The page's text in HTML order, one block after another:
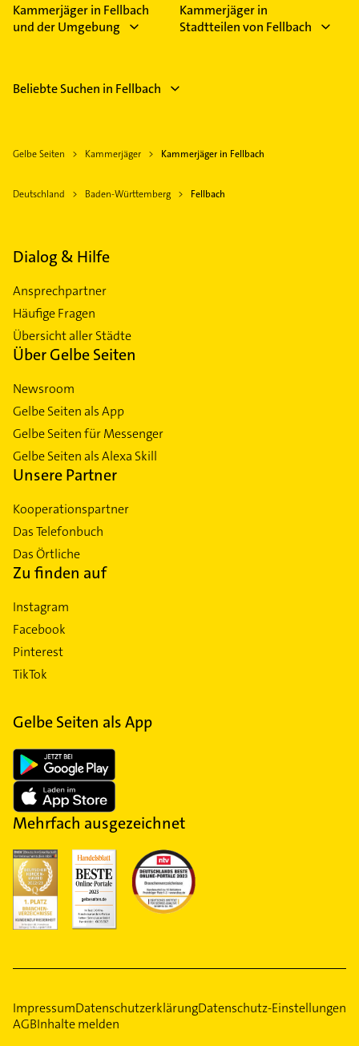
Kammerjäger in Fellbach
und der Umgebung
Kammerjäger in
Stadtteilen von Fellbach
Beliebte Suchen in Fellbach
Gelbe Seiten Kammerjäger Kammerjäger in Fellbach
Deutschland Baden-Württemberg Fellbach
Dialog & Hilfe
Ansprechpartner
Häufige Fragen
Übersicht aller Städte
Über Gelbe Seiten
Newsroom
Gelbe Seiten als App
Gelbe Seiten für Messenger
Gelbe Seiten als Alexa Skill
Unsere Partner
Kooperationspartner
Das Telefonbuch
Das Örtliche
Zu finden auf
Instagram
Facebook
Pinterest
TikTok
Gelbe Seiten als App
Mehrfach ausgezeichnet
ImpressumDatenschutzerklärungDatenschutz-Einstellungen
AGBInhalte melden